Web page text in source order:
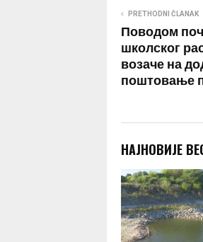
PRETHODNI ČLANAK
Поводом
школског
возаче на
поштовање
НАЈНОВИЈЕ